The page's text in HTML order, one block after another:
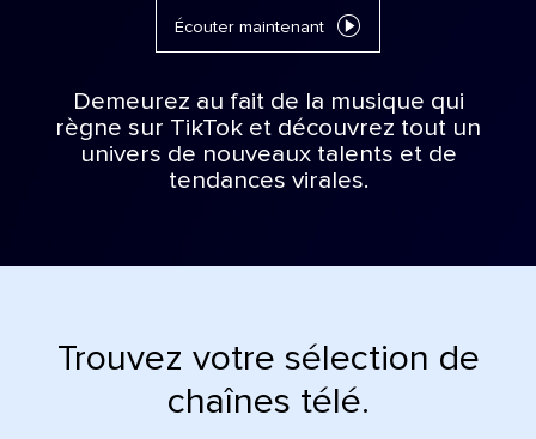
Écouter maintenant
Demeurez au fait de la musique qui
règne sur TikTok et découvrez tout un
univers de nouveaux talents et de
tendances virales.
Trouvez votre sélection de
chaînes télé.